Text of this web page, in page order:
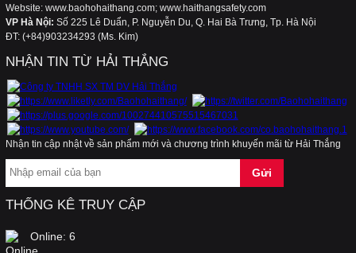
Quần áo bảo hộ lao động cho công nhân xây
Hãy quan tâm và lựa chọn bộ trang phục bảo
hộ lao động phù hợp với công việc của bạn
Làm thế nào để có nguồn nước sạch, đảm bảo
Website: www.baohohaithang.com; www.haithangsafety.com
VP Hà Nội: Số 225 Lê Duẩn, P. Nguyễn Du, Q. Hai Bà Trưng, Tp. Hà Nội
ĐT: (+84)903234293 (Ms. Kim)
NHẬN TIN TỪ HẢI THẮNG
Nhận tin cập nhật về sản phẩm mới và chương trình khuyến mãi từ Hải Thắng
THỐNG KÊ TRUY CẬP
Online: 6